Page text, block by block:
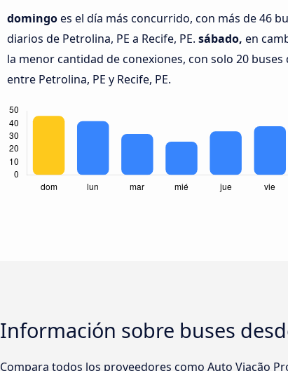
domingoes el día más concurrido, con más de 46
diarios de Petrolina, PE a Recife, PE. sábado, en
la menor cantidad de conexiones, con solo 20 buses
entre Petrolina, PE y Recife, PE.
Información sobre buses
Compara todos los proveedores como Auto Viação